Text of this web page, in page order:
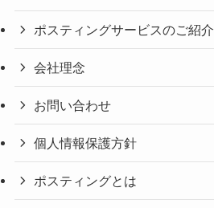
ポスティングサービスのご紹介
会社理念
お問い合わせ
個人情報保護方針
ポスティングとは